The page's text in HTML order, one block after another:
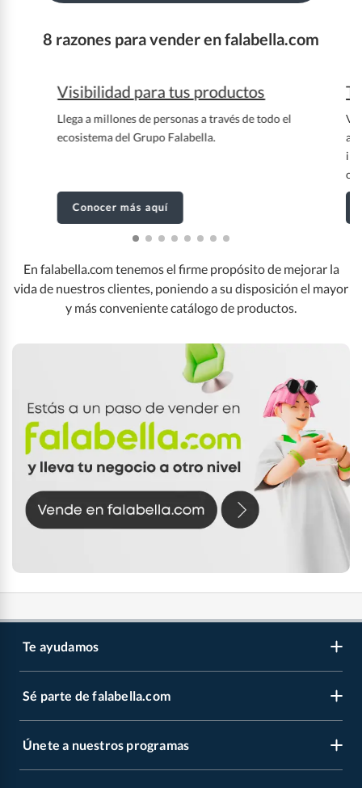
8 razones para vender en falabella.com
Visibilidad para tus productos
Llega a millones de personas a través de todo el
ecosistema del Grupo Falabella.
Conocer más aquí
En falabella.com tenemos el firme propósito de mejorar la
vida de nuestros clientes, poniendo a su disposición el mayor
y más conveniente catálogo de productos.
Te ayudamos
Atención por WhatsApp
Sé parte de falabella.com
Trabaja con nosotros
Únete a nuestros programas